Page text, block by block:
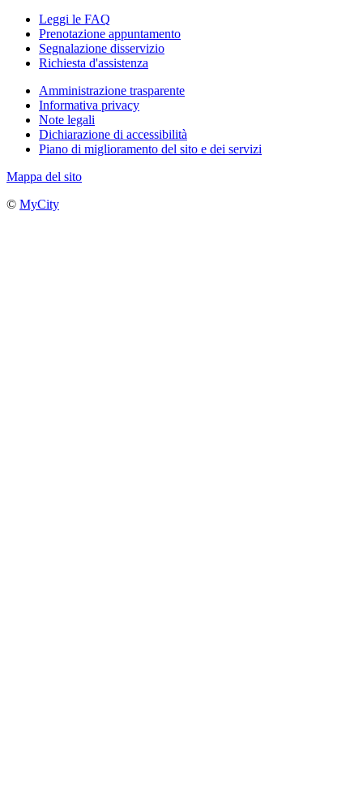
Leggi le FAQ
Prenotazione appuntamento
Segnalazione disservizio
Richiesta d'assistenza
Amministrazione trasparente
Informativa privacy
Note legali
Dichiarazione di accessibilità
Piano di miglioramento del sito e dei servizi
Mappa del sito
© MyCity